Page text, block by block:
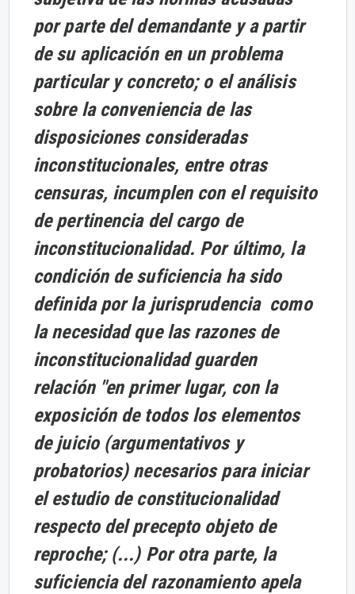
por parte del demandante y a partir
de su aplicación en un problema
particular y concreto; o el análisis
sobre la conveniencia de las
disposiciones consideradas
inconstitucionales, entre otras
censuras, incumplen con el requisito
de pertinencia del cargo de
inconstitucionalidad. Por último, la
condición de suficiencia ha sido
definida por la jurisprudencia como
la necesidad que las razones de
inconstitucionalidad guarden
relación "en primer lugar, con la
exposición de todos los elementos
de juicio (argumentativos y
probatorios) necesarios para iniciar
el estudio de constitucionalidad
respecto del precepto objeto de
reproche; (...) Por otra parte, la
suficiencia del razonamiento apela